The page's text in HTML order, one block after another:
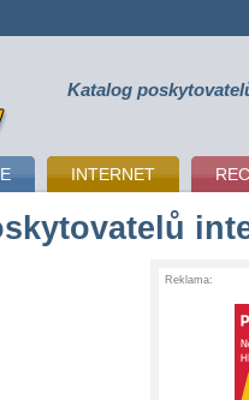
Katalog
INTERNET
Reklama: